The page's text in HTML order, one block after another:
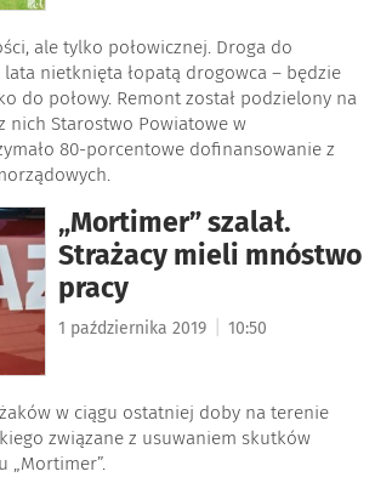
ale tylko połowicznej. Droga do
nietknięta łopatą drogowca – będzie
do połowy. Remont został podzielony na
nich Starostwo Powiatowe w
80-porcentowe dofinansowanie z
„Mortimer” szalał.
Strażacy mieli mnóstwo
pracy
1 października 2019 10:50
w ciągu ostatniej doby na terenie
związane z usuwaniem skutków
„Mortimer”.